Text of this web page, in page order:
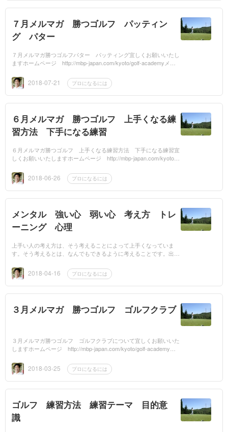
７月メルマガ 勝つゴルフ パッティン
グ パター
７月メルマガ勝つゴルフパター パッティング宜しくお願いいたし
ますホームページ http://mbp-japan.com/kyoto/golf-academyメル
2018-07-21 プロになるには
６月メルマガ 勝つゴルフ 上手くなる練
習方法 下手になる練習
６月メルマガ勝つゴルフ 上手くなる練習方法 下手になる練習宜
しくお願いいたしますホームページ http://mbp-japan.com/kyoto/g
m...
2018-06-26 プロになるには
メンタル 強い心 弱い心 考え方 トレ
ーニング 心理
上手い人の考え方は、そう考えることによって上手くなっていま
す。そう考えるとは、なんでもできるように考えることです。出来
人、... 2018-04-16 プロになるには
３月メルマガ 勝つゴルフ ゴルフクラブ
３月メルマガ勝つゴルフ ゴルフクラブについて宜しくお願いいた
しますホームページ http://mbp-japan.com/kyoto/golf-academyメ
2018-03-25 プロになるには
ゴルフ 練習方法 練習テーマ 目的意
識